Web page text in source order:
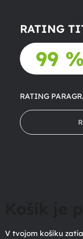
RATING
99 %
RATING
V tvojom košíku